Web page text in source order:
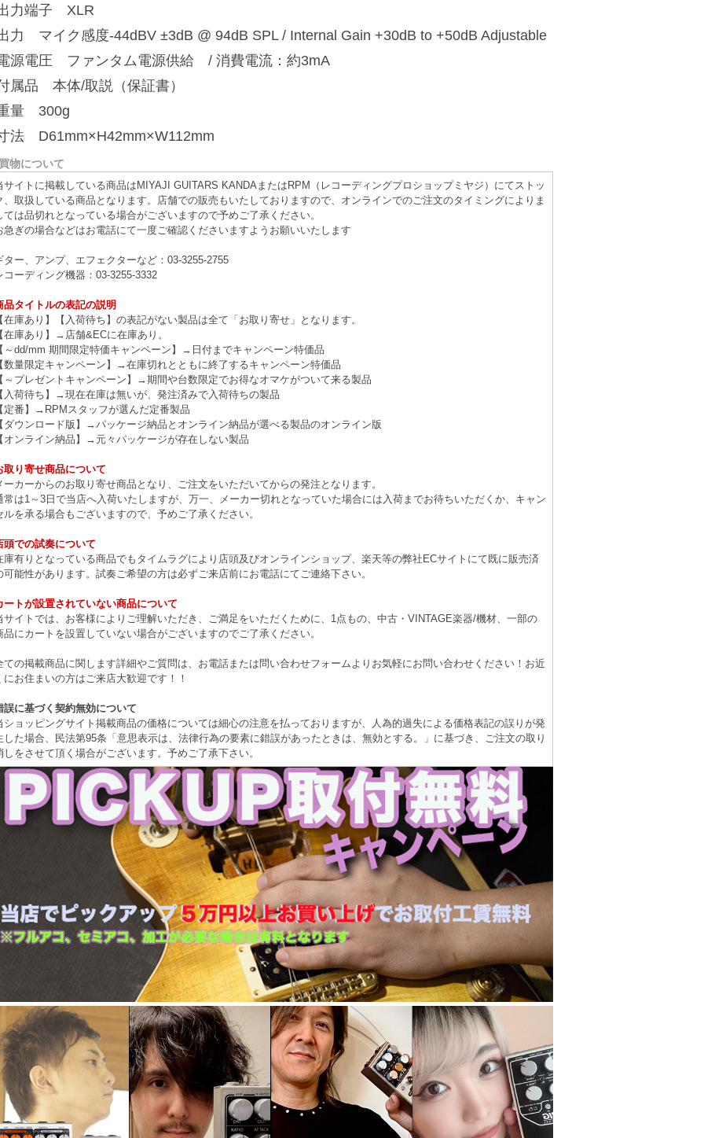
力端子 XLR
力 マイク感度-44dBV ±3dB @ 94dB SPL / Internal Gain +30dB to +50dB Adjustable
源電圧 ファンタム電源供給 / 消費電流：約3mA
属品 本体/取説（保証書）
量 300g
法 D61mm×H42mm×W112mm
物について
サイトに掲載している商品はMIYAJI GUITARS KANDAまたはRPM（レコーディングプロショップミヤジ）にてストッ
、取扱している商品となります。店舗での販売もいたしておりますので、オンラインでのご注文のタイミングによりま
ては品切れとなっている場合がございますので予めご了承ください。
急ぎの場合などはお電話にて一度ご確認くださいますようお願いいたします
ター、アンプ、エフェクターなど：03-3255-2755
コーディング機器：03-3255-3332
品タイトルの表記の説明
【在庫あり】【入荷待ち】の表記がない製品は全て「お取り寄せ」となります。
【在庫あり】→店舗&ECに在庫あり。
【～dd/mm 期間限定特価キャンペーン】→日付までキャンペーン特価品
【数量限定キャンペーン】→在庫切れとともに終了するキャンペーン特価品
【～プレゼントキャンペーン】→期間や台数限定でお得なオマケがついて来る製品
【入荷待ち】→現在在庫は無いが、発注済みで入荷待ちの製品
【定番】→RPMスタッフが選んだ定番製品
【ダウンロード版】→パッケージ納品とオンライン納品が選べる製品のオンライン版
【オンライン納品】→元々パッケージが存在しない製品
取り寄せ商品について
ーカーからのお取り寄せ商品となり、ご注文をいただいてからの発注となります。
常は1～3日で当店へ入荷いたしますが、万一、メーカー切れとなっていた場合には入荷までお待ちいただくか、キャン
ルを承る場合もございますので、予めご了承ください。
頭での試奏について
庫有りとなっている商品でもタイムラグにより店頭及びオンラインショップ、楽天等の弊社ECサイトにて既に販売済
可能性があります。試奏ご希望の方は必ずご来店前にお電話にてご連絡下さい。
ートが設置されていない商品について
サイトでは、お客様によりご理解いただき、ご満足をいただくために、1点もの、中古・VINTAGE楽器/機材、一部の
品にカートを設置していない場合がございますのでご了承ください。
ての掲載商品に関します詳細やご質問は、お電話または問い合わせフォームよりお気軽にお問い合わせください！お近
にお住まいの方はご来店大歓迎です！！
誤に基づく契約無効について
ショッピングサイト掲載商品の価格については細心の注意を払っておりますが、人為的過失による価格表記の誤りが発
した場合、民法第95条「意思表示は、法律行為の要素に錯誤があったときは、無効とする。」に基づき、ご注文の取り
しをさせて頂く場合がございます。予めご了承下さい。